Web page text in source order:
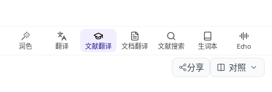
润色 翻译 文献翻译 文档翻译 文献搜索 生词本 Echo
分享 对照